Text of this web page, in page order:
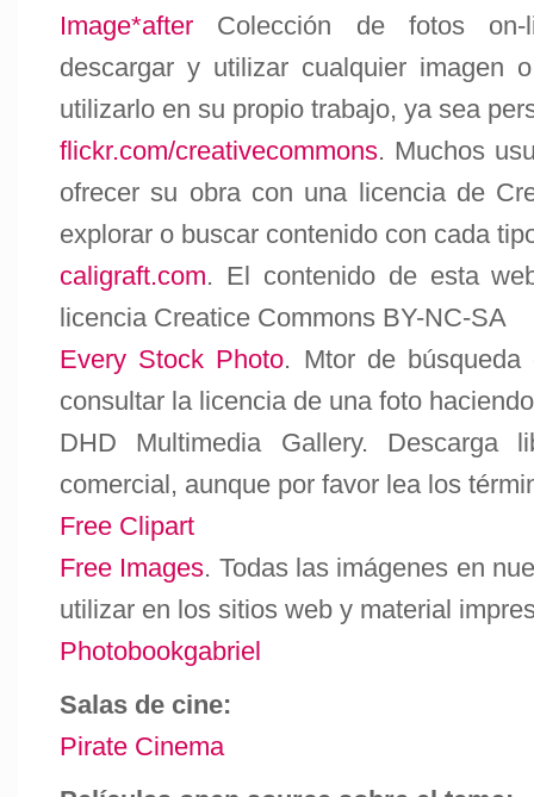
Image*after Colección de fotos on-
descargar y utilizar cualquier imagen
utilizarlo en su propio trabajo, ya sea
flickr.com/creativecommons. Muchos
ofrecer su obra con una licencia de
explorar o buscar contenido con cada
caligraft.com. El contenido de esta
licencia Creatice Commons BY-NC-SA
Every Stock Photo. Mtor de búsqueda
consultar la licencia de una foto
DHD Multimedia Gallery. Descarga
comercial, aunque por favor lea los
Free Clipart
Free Images. Todas las imágenes en
utilizar en los sitios web y material
Photobookgabriel
Salas de cine:
Pirate Cinema